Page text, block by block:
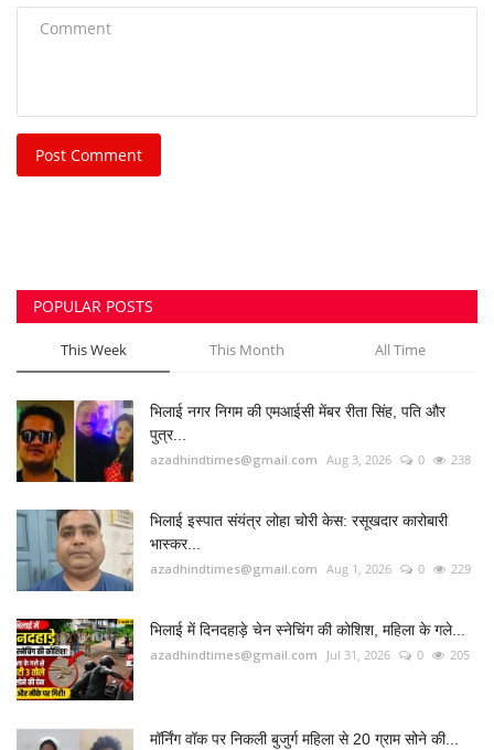
Post Comment
POPULAR POSTS
This Week This Month All Time
भिलाई नगर निगम की एमआईसी मेंबर रीता सिंह, पति और
पुत्र...
azadhindtimes@gmail.com Aug 3, 2026 0 238
भिलाई इस्पात संयंत्र लोहा चोरी केस: रसूखदार कारोबारी
भास्कर...
azadhindtimes@gmail.com Aug 1, 2026 0 229
भिलाई में दिनदहाड़े चेन स्नेचिंग की कोशिश, महिला के गले...
azadhindtimes@gmail.com Jul 31, 2026 0 205
मॉर्निंग वॉक पर निकली बुजुर्ग महिला से 20 ग्राम सोने की...